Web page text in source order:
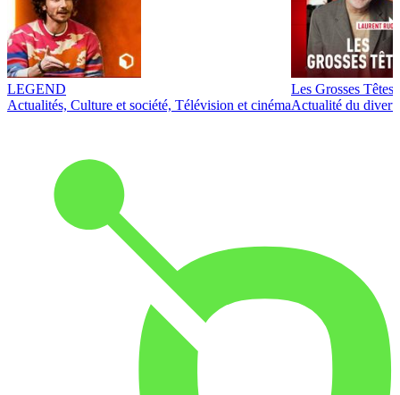
LEGEND
Actualités, Culture et société, Télévision et cinéma
Les Grosses Têtes
Actualité du